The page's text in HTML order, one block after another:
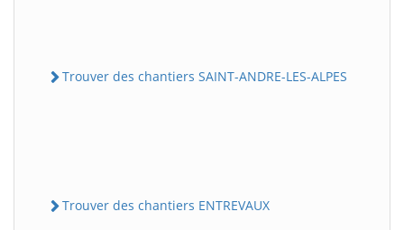
Trouver des chantiers SAINT-ANDRE-LES-ALPES
Trouver des chantiers ENTREVAUX